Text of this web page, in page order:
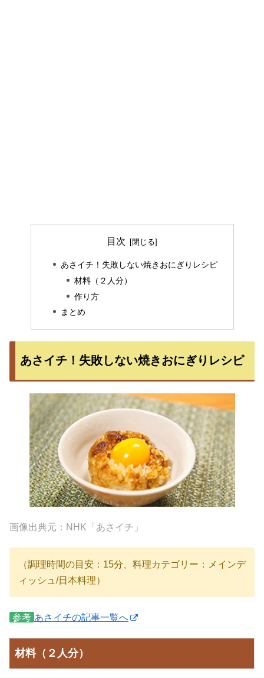
目次
あさイチ！失敗しない焼きおにぎりレシピ
材料（２人分）
作り方
まとめ
あさイチ！失敗しない焼きおにぎりレシピ
画像出典元：NHK「あさイチ」
（調理時間の目安：15分、料理カテゴリー：メインデ
ィッシュ/日本料理）
参考 あさイチの記事一覧へ
材料（２人分）